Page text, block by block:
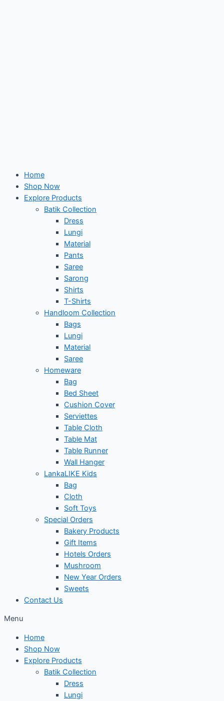
Home
Shop Now
Explore Products
Batik Collection
Dress
Lungi
Material
Pants
Saree
Sarong
Shirts
T-Shirts
Handloom Collection
Bags
Lungi
Material
Saree
Homeware
Bag
Bed Sheet
Cushion Cover
Serviettes
Table Cloth
Table Mat
Table Runner
Wall Hanger
LankaLIKE Kids
Bag
Cloth
Soft Toys
Special Orders
Bakery Products
Gift Items
Hotels Orders
Mushroom
New Year Orders
Sweets
Contact Us
Menu
Home
Shop Now
Explore Products
Batik Collection
Dress
Lungi